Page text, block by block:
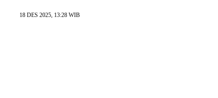
18 DES 2025, 13:28 WIB